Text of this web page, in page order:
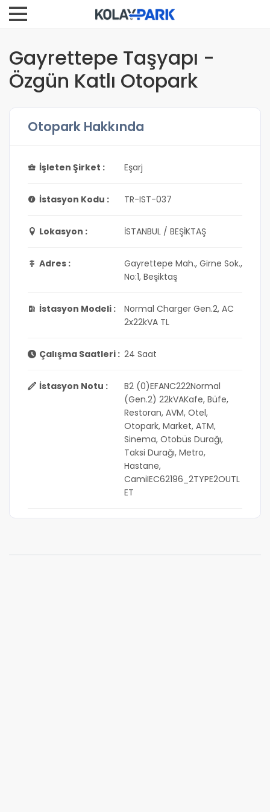
Gayrettepe Taşyapı -
Özgün Katlı Otopark
Otopark Hakkında
İşleten Şirket : Eşarj
İstasyon Kodu : TR-IST-037
Lokasyon : İSTANBUL / BEŞİKTAŞ
Adres :
Gayrettepe Mah., Girne Sok.,
No:1, Beşiktaş
İstasyon Modeli :
Normal Charger Gen.2, AC
2x22kVA TL
Çalışma Saatleri : 24 Saat
İstasyon Notu :
B2 (0)EFANC222Normal
(Gen.2) 22kVAKafe, Büfe,
Restoran, AVM, Otel,
Otopark, Market, ATM,
Sinema, Otobüs Durağı,
Taksi Durağı, Metro,
Hastane,
CamiIEC62196_2TYPE2OUTL
ET